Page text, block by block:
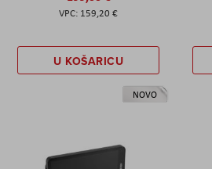
159,20 €
U KOŠARICU
NOVO